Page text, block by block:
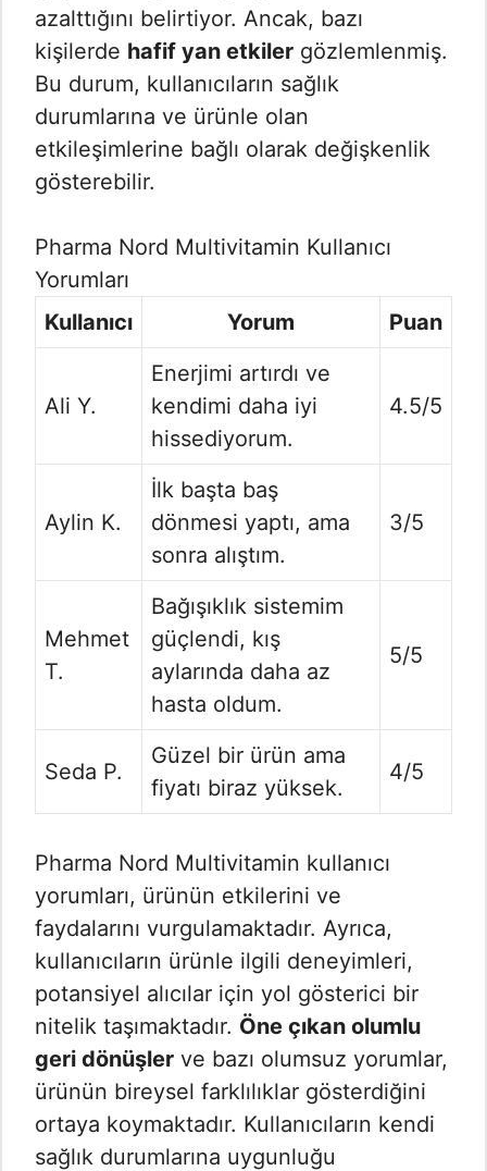
azalttığını belirtiyor. Ancak, bazı
kişilerde hafif yan etkiler gözlemlenmiş.
Bu durum, kullanıcıların sağlık
durumlarına ve ürünle olan
etkileşimlerine bağlı olarak değişkenlik
gösterebilir.
Pharma Nord Multivitamin Kullanıcı
Yorumları
Kullanıcı
Yorum Puan
Ali Y.
Enerjimi artırdı ve
kendimi daha iyi
hissediyorum.
4.5/5
Aylin K.
İlk başta baş
dönmesi yaptı, ama
sonra alıştım.
3/5
Mehmet
T.
Bağışıklık sistemim
güçlendi, kış
aylarında daha az
hasta oldum.
5/5
Seda P.
Güzel bir ürün ama
fiyatı biraz yüksek.
4/5
Pharma Nord Multivitamin kullanıcı
yorumları, ürünün etkilerini ve
faydalarını vurgulamaktadır. Ayrıca,
kullanıcıların ürünle ilgili deneyimleri,
potansiyel alıcılar için yol gösterici bir
nitelik taşımaktadır. Öne çıkan olumlu
geri dönüşler ve bazı olumsuz yorumlar,
ürünün bireysel farklılıklar gösterdiğini
ortaya koymaktadır. Kullanıcıların kendi
sağlık durumlarına uygunluğu